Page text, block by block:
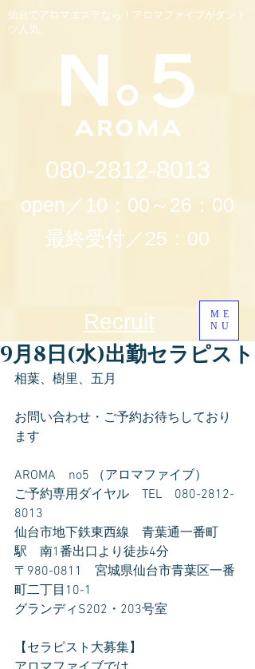
仙台でアロマエステなら！アロマファイブがダント
ツ人気。
080-2812-8013
open／10：00～26：00
最終受付／25：00
ME
NU
Recruit
9月8日(水)出勤セラピスト
相葉、樹里、五月
お問い合わせ・ご予約お待ちしており
ます
AROMA　no5 （アロマファイブ）
ご予約専用ダイヤル　TEL　080-2812-
8013
仙台市地下鉄東西線　青葉通一番町
駅　南1番出口より徒歩4分
〒980-0811　宮城県仙台市青葉区一番
町二丁目10-1
グランディS202・203号室
【セラピスト大募集】